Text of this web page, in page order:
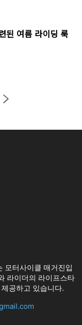
된 여름 라이딩 룩
모터사이클 매거진입
라이더의 라이프스타
공하고 있습니다.